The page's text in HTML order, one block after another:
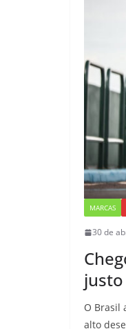
MARCAS
30 de
O Brasil
alto